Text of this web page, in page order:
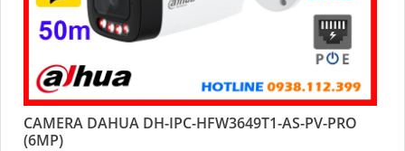
CAMERA DAHUA DH-IPC-HFW3649T1-AS-PV-PRO
(6MP)